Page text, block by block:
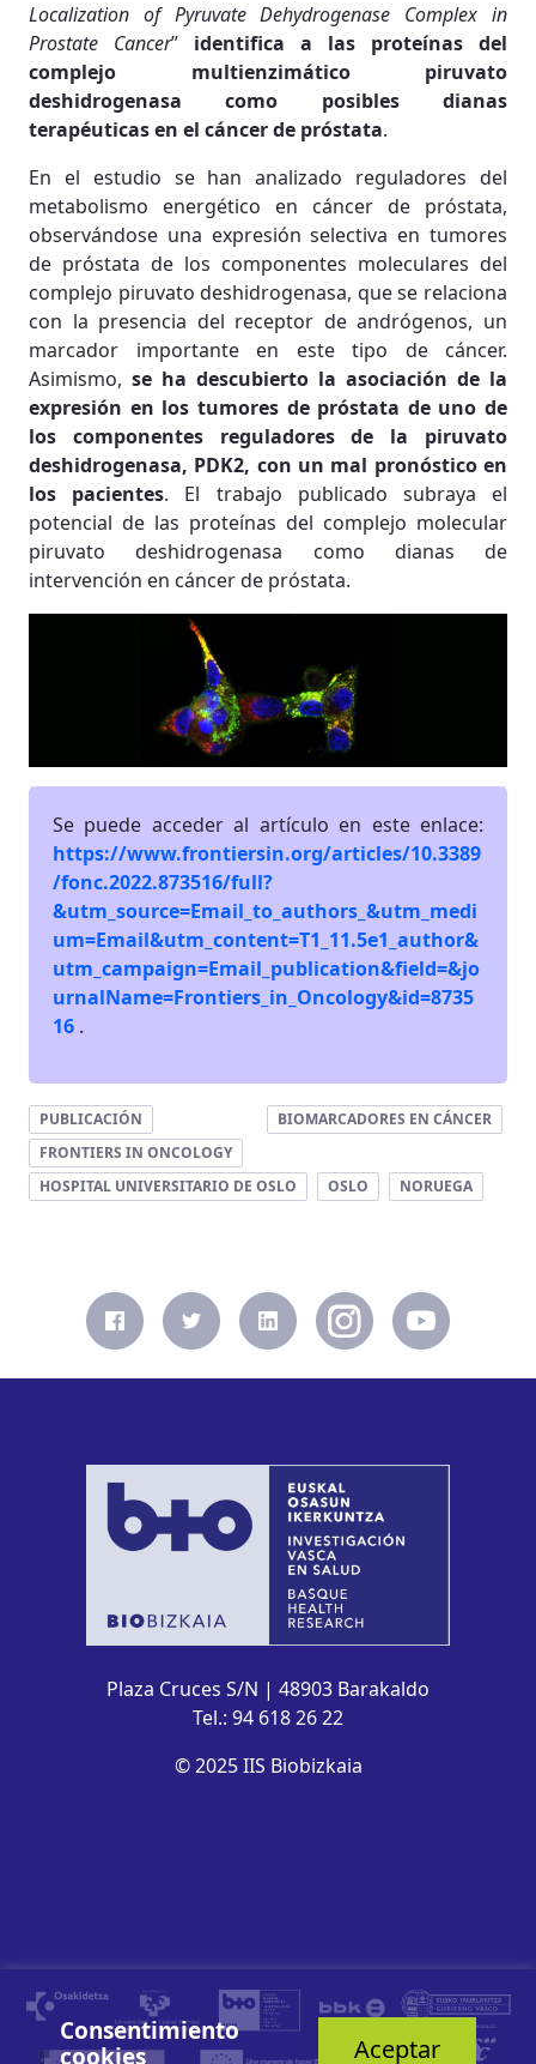
Localization of Pyruvate Dehydrogenase Complex in
Prostate Cancer” identifica a las proteínas del
complejo multienzimático piruvato
deshidrogenasa como posibles dianas
terapéuticas en el cáncer de próstata.
En el estudio se han analizado reguladores del
metabolismo energético en cáncer de próstata,
observándose una expresión selectiva en tumores
de próstata de los componentes moleculares del
complejo piruvato deshidrogenasa, que se relaciona
con la presencia del receptor de andrógenos, un
marcador importante en este tipo de cáncer.
Asimismo, se ha descubierto la asociación de la
expresión en los tumores de próstata de uno de
los componentes reguladores de la piruvato
deshidrogenasa, PDK2, con un mal pronóstico en
los pacientes. El trabajo publicado subraya el
potencial de las proteínas del complejo molecular
piruvato deshidrogenasa como dianas de
intervención en cáncer de próstata.
Se puede acceder al artículo en este enlace:
https://www.frontiersin.org/articles/10.3389
/fonc.2022.873516/full?
&utm_source=Email_to_authors_&utm_medi
um=Email&utm_content=T1_11.5e1_author&
utm_campaign=Email_publication&field=&jo
urnalName=Frontiers_in_Oncology&id=8735
16 .
PUBLICACIÓN
BIOMARCADORES EN CÁNCER
FRONTIERS IN ONCOLOGY
HOSPITAL UNIVERSITARIO DE OSLO
OSLO NORUEGA
Plaza Cruces S/N | 48903 Barakaldo
Tel.: 94 618 26 22
© 2025 IIS Biobizkaia
Consentimiento
cookies
Aceptar